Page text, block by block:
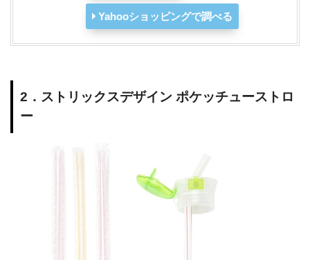
Yahooショッピングで調べる
2．ストリックスデザイン ポケッチューストロ
ー